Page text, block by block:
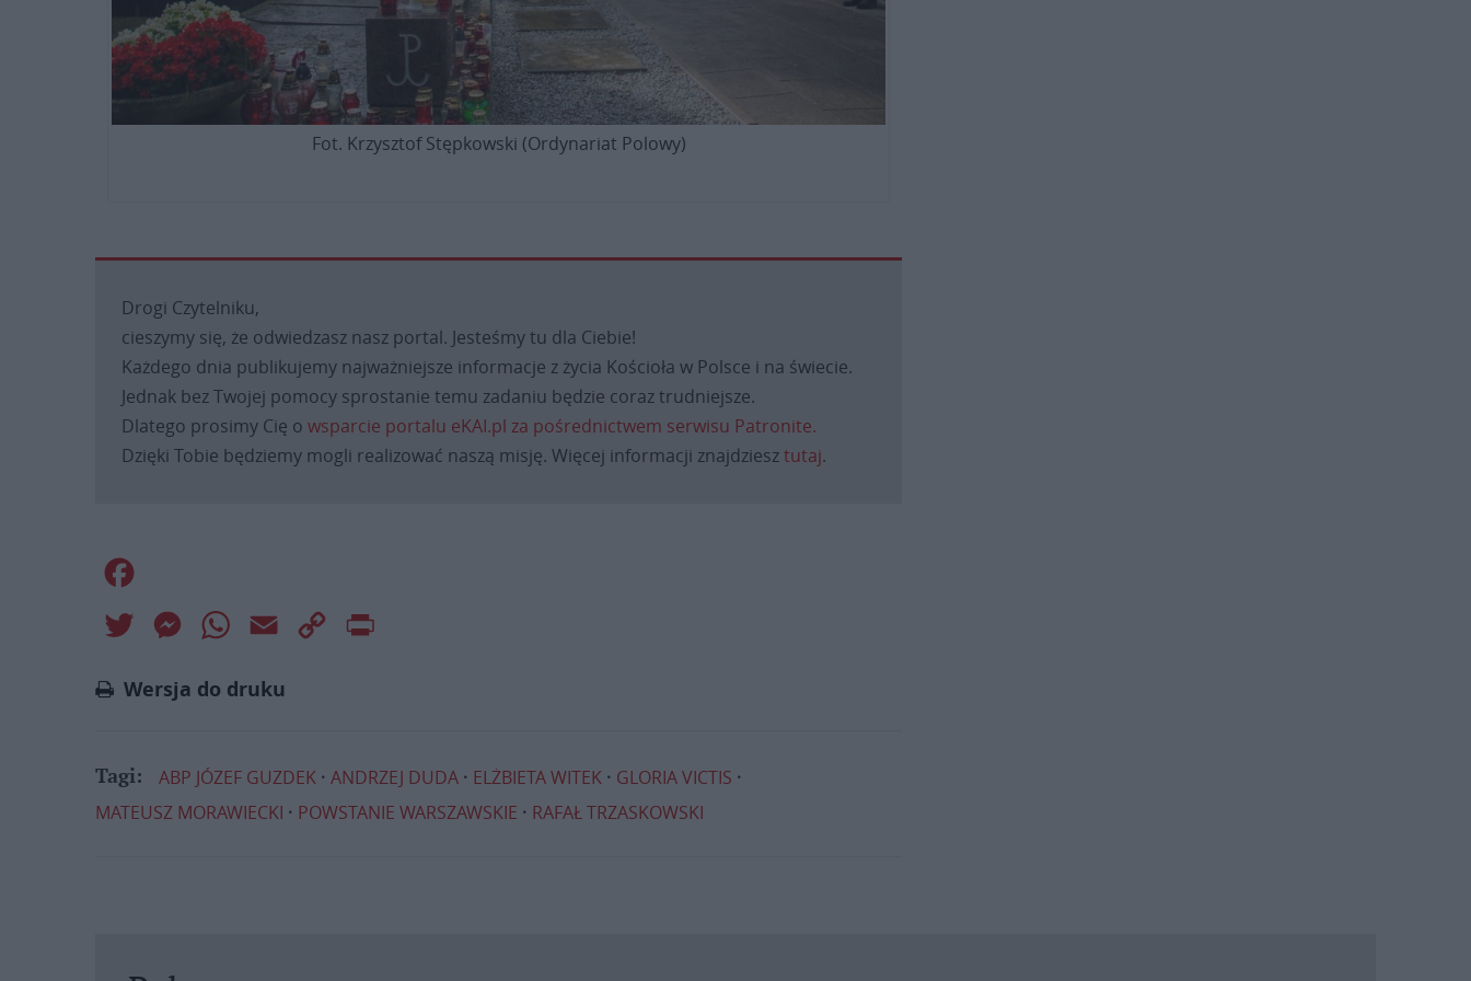
Fot. Krzysztof Stępkowski (Ordynariat Polowy)
Drogi Czytelniku,
cieszymy się, że odwiedzasz nasz portal. Jesteśmy tu dla Ciebie!
Każdego dnia publikujemy najważniejsze informacje z życia Kościoła w Polsce i na świecie.
Jednak bez Twojej pomocy sprostanie temu zadaniu będzie coraz trudniejsze.
Dlatego prosimy Cię o wsparcie portalu eKAI.pl za pośrednictwem serwisu Patronite.
Dzięki Tobie będziemy mogli realizować naszą misję. Więcej informacji znajdziesztutaj.
Twitter MessengerWhatsApp
Email
Copy
Wersja do druku
Tagi: ABP JÓZEF GUZDEK ANDRZEJ DUDA ELŻBIETA WITEK
GLORIA VICTIS
MATEUSZ MORAWIECKI
POWSTANIE WARSZAWSKIE RAFAŁ TRZASKOWSKI